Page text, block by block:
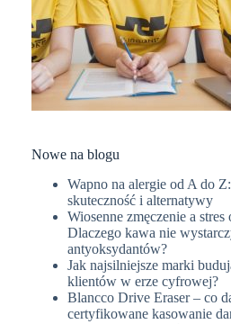
Nowe na blogu
Wapno na alergie od A do Z:
skuteczność i alternatywy
Wiosenne zmęczenie a
Dlaczego kawa nie
antyoksydantów?
Jak najsilniejsze marki
klientów w erze cyfrowej?
Blancco Drive Eraser – co
certyfikowane kasowanie